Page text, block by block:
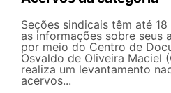
Seções sindicais têm até
as informações sobre seus
por meio do Centro de
Osvaldo de Oliveira Maciel
realiza um levantamento
acervos...